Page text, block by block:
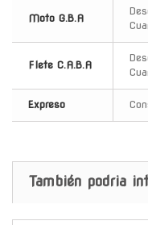
Moto G.B.A
Flete C.A.B.A
Expreso
También podria